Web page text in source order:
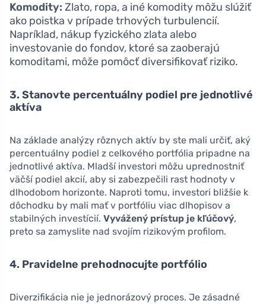
Komodity: Zlato, ropa, a iné komodity môžu slúžiť
ako poistka v prípade trhových turbulencií.
Napríklad, nákup fyzického zlata alebo
investovanie do fondov, ktoré sa zaoberajú
komoditami, môže pomôcť diversifikovať riziko.
3. Stanovte percentuálny podiel pre jednotlivé
aktíva
Na základe analýzy rôznych aktív by ste mali určiť, aký
percentuálny podiel z celkového portfólia pripadne na
jednotlivé aktíva. Mladší investori môžu uprednostniť
väčší podiel akcií, aby si zabezpečili rast hodnoty v
dlhodobom horizonte. Naproti tomu, investori bližšie k
dôchodku by mali mať v portfóliu viac dlhopisov a
stabilných investícií. Vyvážený prístup je kľúčový,
preto sa zamyslite nad svojím rizikovým profilom.
4. Pravidelne prehodnocujte portfólio
Diverzifikácia nie je jednorázový proces. Je zásadné